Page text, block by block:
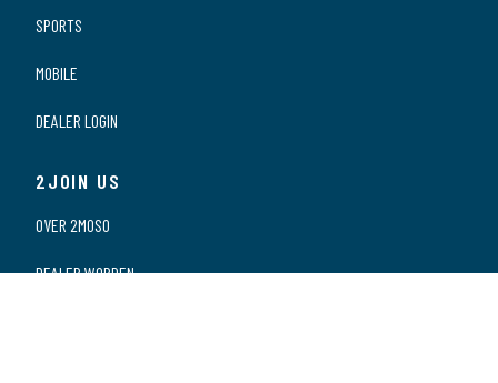
SPORTS
MOBILE
DEALER LOGIN
2JOIN US
OVER 2MOSO
DEALER WORDEN